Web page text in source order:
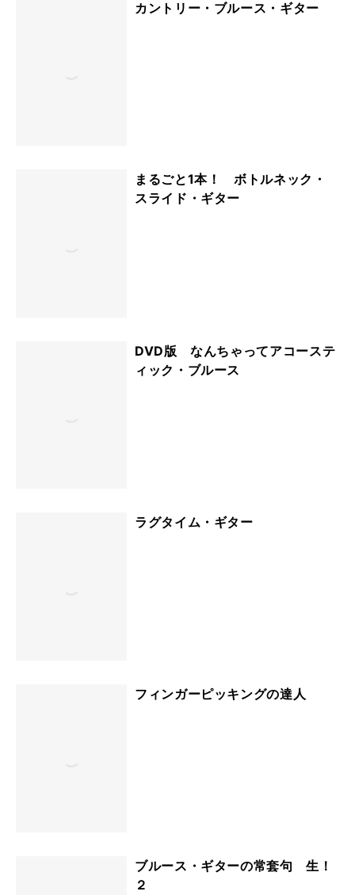
カントリー・ブルース・ギター
まるごと1本！ ボトルネック・
スライド・ギター
DVD版 なんちゃってアコーステ
ィック・ブルース
ラグタイム・ギター
フィンガーピッキングの達人
ブルース・ギターの常套句 生！
２